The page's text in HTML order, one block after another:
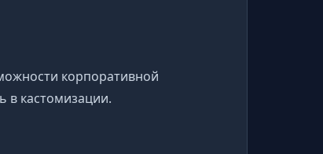
корпоративной
в кастомизации.